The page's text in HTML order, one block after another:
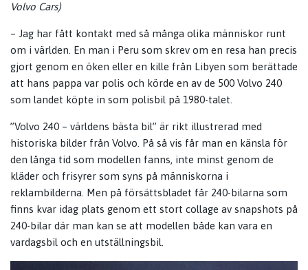
Volvo Cars)
– Jag har fått kontakt med så många olika människor runt
om i världen. En man i Peru som skrev om en resa han precis
gjort genom en öken eller en kille från Libyen som berättade
att hans pappa var polis och körde en av de 500 Volvo 240
som landet köpte in som polisbil på 1980-talet.
”Volvo 240 – världens bästa bil” är rikt illustrerad med
historiska bilder från Volvo. På så vis får man en känsla för
den långa tid som modellen fanns, inte minst genom de
kläder och frisyrer som syns på människorna i
reklambilderna. Men på försättsbladet får 240-bilarna som
finns kvar idag plats genom ett stort collage av snapshots på
240-bilar där man kan se att modellen både kan vara en
vardagsbil och en utställningsbil.